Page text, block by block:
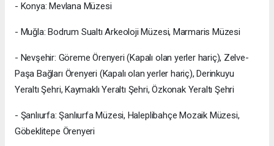
- Konya: ⁠Mevlana Müzesi
- Muğla: ⁠Bodrum Sualtı Arkeoloji Müzesi, ⁠Marmaris Müzesi
- Nevşehir: ⁠Göreme Örenyeri (Kapalı olan yerler hariç), ⁠Zelve-
Paşa Bağları Örenyeri (Kapalı olan yerler hariç), ⁠Derinkuyu
Yeraltı Şehri, ⁠Kaymaklı Yeraltı Şehri, ⁠Özkonak Yeraltı Şehri
- Şanlıurfa: ⁠Şanlıurfa Müzesi, ⁠Haleplibahçe Mozaik Müzesi,
⁠Göbeklitepe Örenyeri